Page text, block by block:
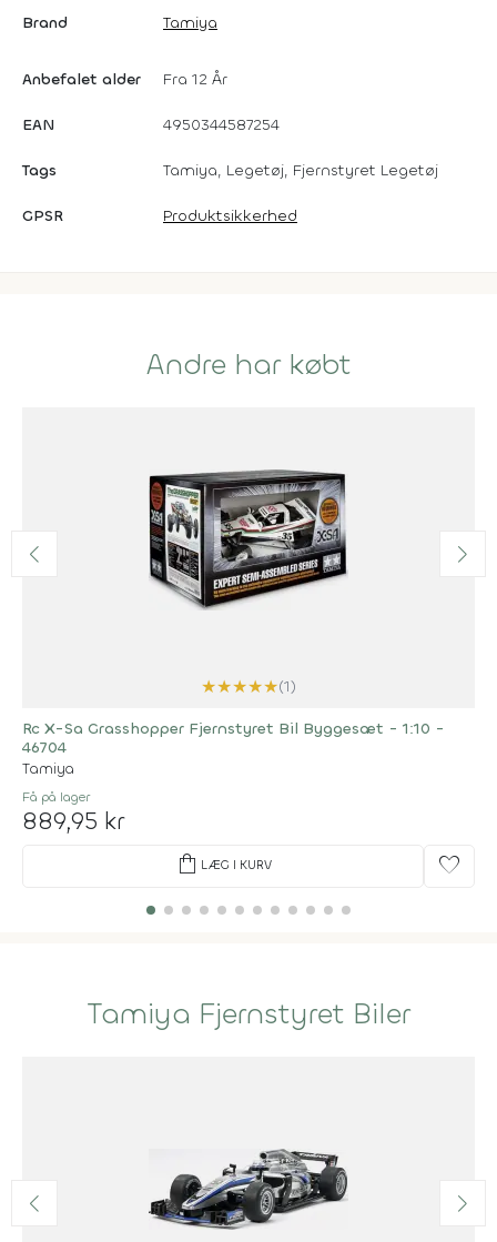
Brand Tamiya
Anbefalet alder Fra 12 År
EAN 4950344587254
Tags Tamiya, Legetøj, Fjernstyret Legetøj
GPSR Produktsikkerhed
Andre har købt
★★★★★(1)
Rc X-Sa Grasshopper Fjernstyret Bil Byggesæt - 1:10 -
46704
Tamiya
Få på lager
889,95 kr
shopping_bag LÆG I KURV favorite
Tamiya Fjernstyret Biler